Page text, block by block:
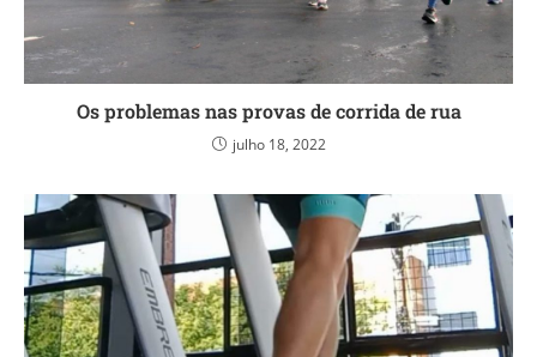
Os problemas nas provas de corrida de rua
julho 18, 2022